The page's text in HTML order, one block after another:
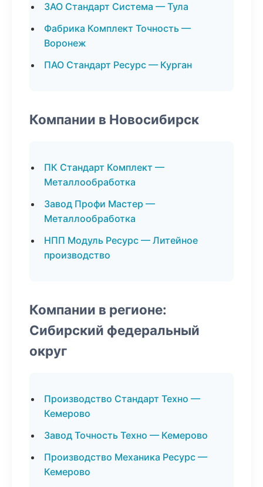
ЗАО Стандарт Система — Тула
Фабрика Комплект Точность —
Воронеж
ПАО Стандарт Ресурс — Курган
Компании в Новосибирск
ПК Стандарт Комплект —
Металлообработка
Завод Профи Мастер —
Металлообработка
НПП Модуль Ресурс — Литейное
производство
Компании в регионе:
Сибирский федеральный
округ
Производство Стандарт Техно —
Кемерово
Завод Точность Техно — Кемерово
Производство Механика Ресурс —
Кемерово